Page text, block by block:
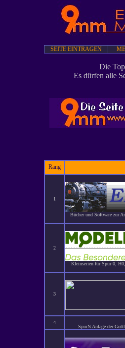
SEITE EINTRAGEN
Die
Es dürfen alle
Rang
1
Bücher und Software zur
2
Kleinserien für Spur 0,
3
4
SpurN Anlage der